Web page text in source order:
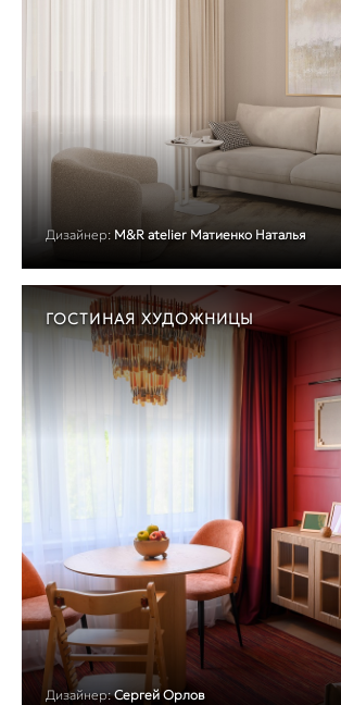
Дизайнер: M&R atelier Матиенко Наталья
ГОСТИНАЯ ХУДОЖНИЦЫ
Дизайнер: Сергей Орлов